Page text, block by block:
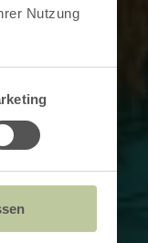
Nutzung